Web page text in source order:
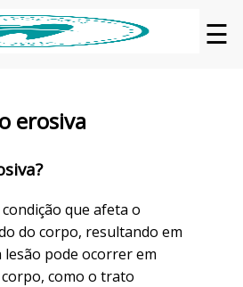
☰
erosiva
que afeta o
do corpo, resultando em
lesão pode ocorrer em
como o trato